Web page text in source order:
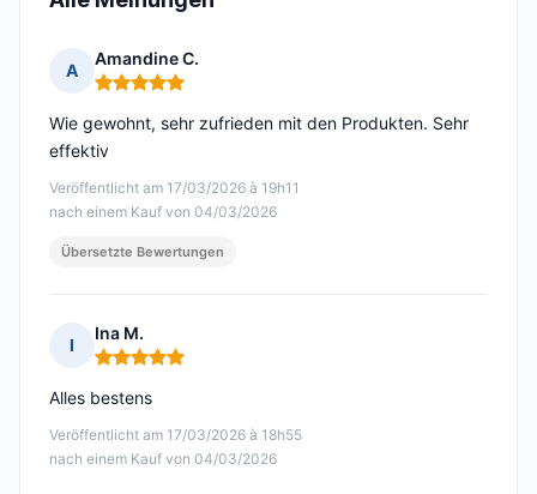
A
Amandine C.
Hinweis: 5 von 5
Veröffentlicht am 17/03/2026 à 19h11
nach einem Kauf von 04/03/2026
Wie gewohnt, sehr zufrieden mit den Produkten. Sehr
effektiv
Übersetzte Bewertungen
I
Ina M.
Hinweis: 5 von 5
Veröffentlicht am 17/03/2026 à 18h55
nach einem Kauf von 04/03/2026
Alles bestens